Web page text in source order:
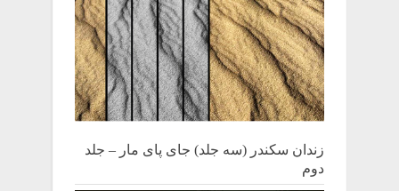
زندان سکندر (سه جلد) جای پای مار – جلد
دوم